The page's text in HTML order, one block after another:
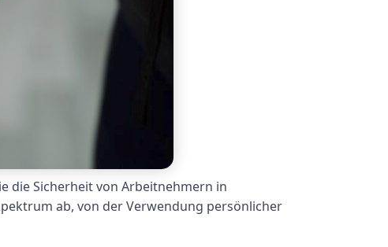
die Sicherheit von Arbeitnehmern in
ab, von der Verwendung persönlicher